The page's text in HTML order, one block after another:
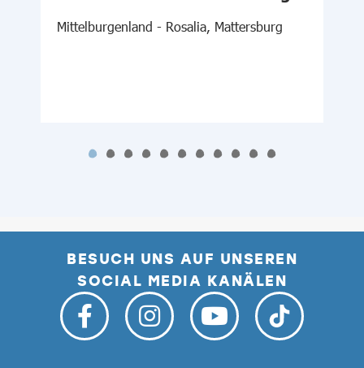
Mittelburgenland - Rosalia, Mattersburg
BESUCH UNS AUF UNSEREN
SOCIAL MEDIA KANÄLEN